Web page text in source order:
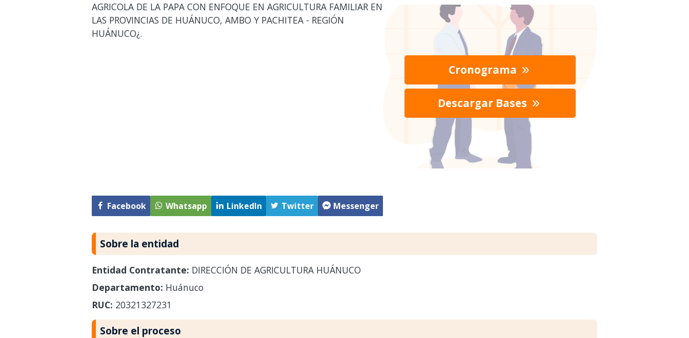
AGRICOLA DE LA PAPA CON ENFOQUE EN AGRICULTURA FAMILIAR EN
LAS PROVINCIAS DE HUÁNUCO, AMBO Y PACHITEA - REGIÓN
HUÁNUCO¿.
Facebook Whatsapp LinkedIn Twitter Messenger
Cronograma
Descargar Bases
Sobre la entidad
Entidad Contratante: DIRECCIÓN DE AGRICULTURA HUÁNUCO
Departamento: Huánuco
RUC: 20321327231
Sobre el proceso